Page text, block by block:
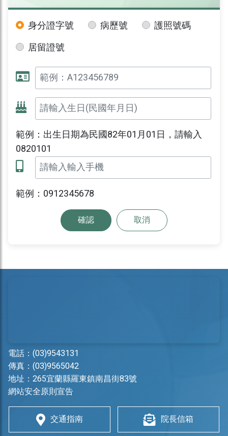
身分證字號 病歷號
護照號碼
居留證號
範例：出生日期為民國82年01月01日，請輸入
0820101
範例：0912345678
確認 取消
電話： (03)9543131
傳真：(03)9565042
地址： 265宜蘭縣羅東鎮南昌街83號
網站安全原則宣告
交通指南 院長信箱